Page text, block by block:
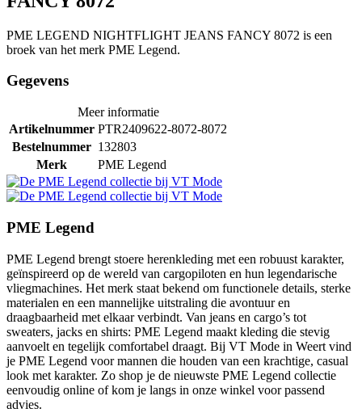
PME LEGEND NIGHTFLIGHT JEANS FANCY 8072 is een
broek van het merk PME Legend.
Gegevens
Meer informatie
Artikelnummer PTR2409622-8072-8072
Bestelnummer 132803
Merk
PME Legend
PME Legend
PME Legend brengt stoere herenkleding met een robuust karakter,
geïnspireerd op de wereld van cargopiloten en hun legendarische
vliegmachines. Het merk staat bekend om functionele details, sterke
materialen en een mannelijke uitstraling die avontuur en
draagbaarheid met elkaar verbindt. Van jeans en cargo’s tot
sweaters, jacks en shirts: PME Legend maakt kleding die stevig
aanvoelt en tegelijk comfortabel draagt. Bij VT Mode in Weert vind
je PME Legend voor mannen die houden van een krachtige, casual
look met karakter. Zo shop je de nieuwste PME Legend collectie
eenvoudig online of kom je langs in onze winkel voor passend
advies.